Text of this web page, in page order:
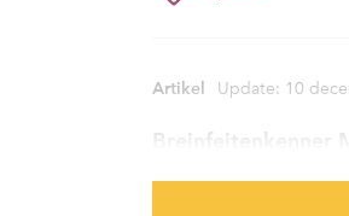
Artikel Update: 10
Breinfeitenkenner